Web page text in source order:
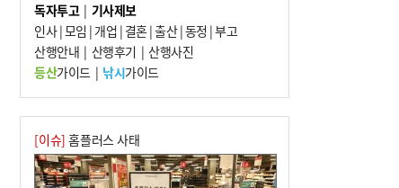
7
부산 주유소 휘발유 평균가 ℓ당 1849원…
전주보다 3원 ↓
8
[속보] ‘심판 성접대’ 논란 축구협회 공식 사
과…“현재는 부적절 행위 없어”
10 "올해 코스피 사이드카 43회 중 25회는 삼
전닉스 ETF 이후 발생"
독자투고| 기사제보
인사|모임 | 개업 | 결혼|출산|동정 |부고
산행안내 | 산행후기 | 산행사진
등산가이드| 낚시가이드
[이슈] 홈플러스 사태